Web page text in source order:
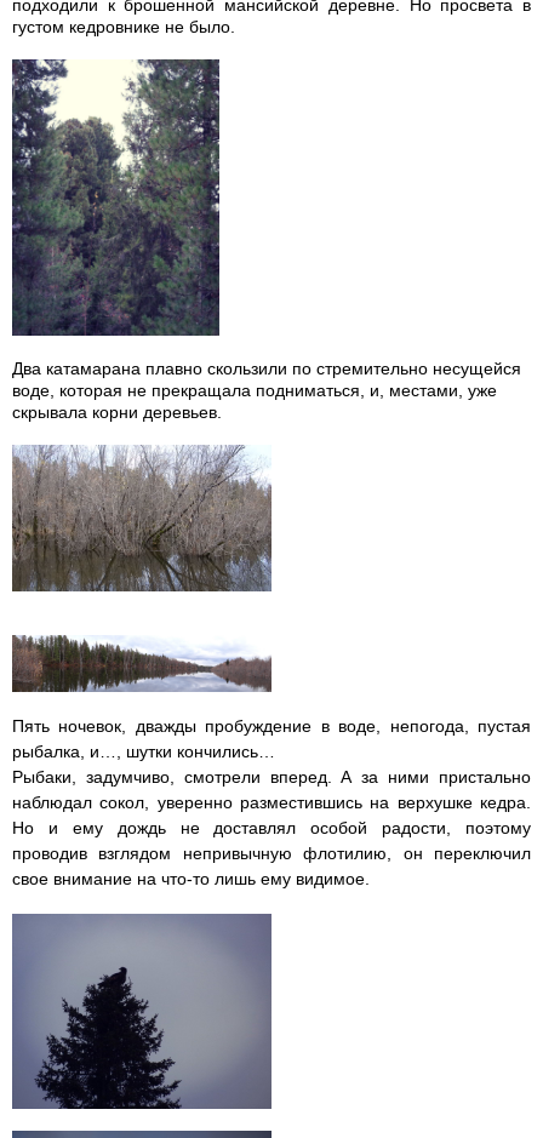
подходили к брошенной мансийской деревне. Но просвета в
густом кедровнике не было.
Два катамарана плавно скользили по стремительно несущейся
воде, которая не прекращала подниматься, и, местами, уже
скрывала корни деревьев.
Пять ночевок, дважды пробуждение в воде, непогода, пустая
рыбалка, и…, шутки кончились…
Рыбаки, задумчиво, смотрели вперед. А за ними пристально
наблюдал сокол, уверенно разместившись на верхушке кедра.
Но и ему дождь не доставлял особой радости, поэтому
проводив взглядом непривычную флотилию, он переключил
свое внимание на что-то лишь ему видимое.